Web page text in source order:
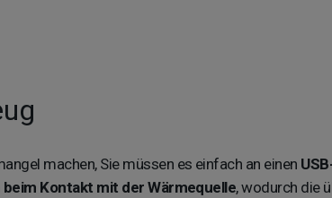
machen, Sie müssen es einfach an einen
Kontakt mit der Wärmequelle, wodurch die